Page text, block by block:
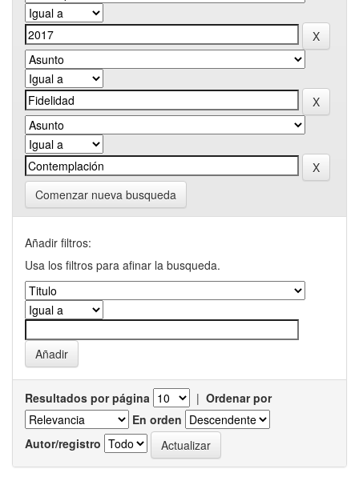
Comenzar nueva busqueda
Añadir filtros:
Usa los filtros para afinar la busqueda.
Resultados por página | Ordenar por
En orden
Autor/registro